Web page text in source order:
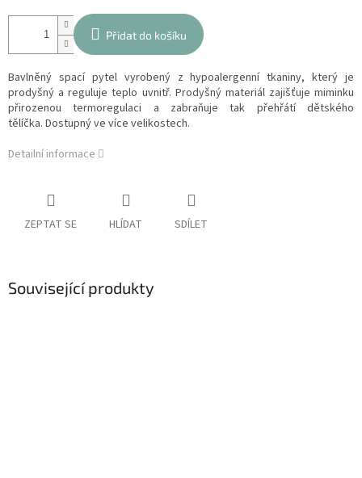
Přidat do košíku
Bavlněný spací pytel vyrobený z hypoalergenní tkaniny, který je
prodyšný a reguluje teplo uvnitř. Prodyšný materiál zajišťuje miminku
přirozenou termoregulaci a zabraňuje tak přehřátí dětského
tělíčka. Dostupný ve více velikostech.
Detailní informace
ZEPTAT SE HLÍDAT SDÍLET
Související produkty